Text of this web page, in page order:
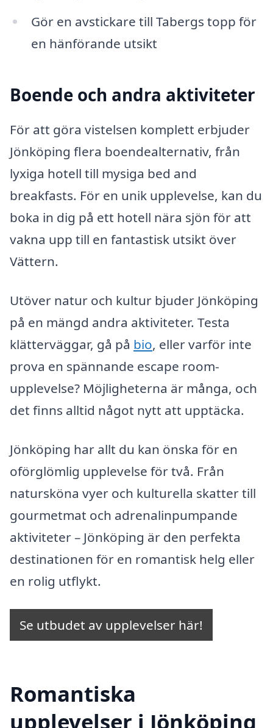
Gör en avstickare till Tabergs topp för
en hänförande utsikt
Boende och andra aktiviteter
För att göra vistelsen komplett erbjuder
Jönköping flera boendealternativ, från
lyxiga hotell till mysiga bed and
breakfasts. För en unik upplevelse, kan du
boka in dig på ett hotell nära sjön för att
vakna upp till en fantastisk utsikt över
Vättern.
Utöver natur och kultur bjuder Jönköping
på en mängd andra aktiviteter. Testa
klätterväggar, gå på bio, eller varför inte
prova en spännande escape room-
upplevelse? Möjligheterna är många, och
det finns alltid något nytt att upptäcka.
Jönköping har allt du kan önska för en
oförglömlig upplevelse för två. Från
natursköna vyer och kulturella skatter till
gourmetmat och adrenalinpumpande
aktiviteter – Jönköping är den perfekta
destinationen för en romantisk helg eller
en rolig utflykt.
Se utbudet av upplevelser här!
Romantiska
upplevelser i Jönköping